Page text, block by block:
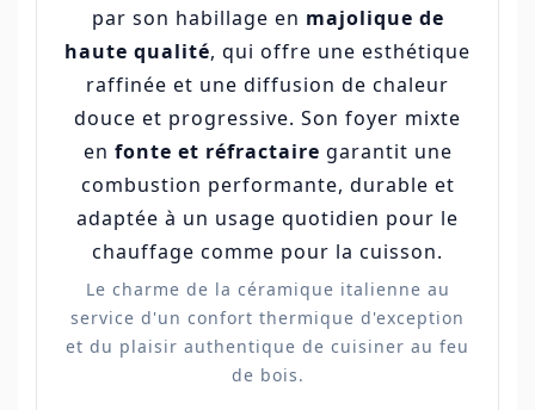
par son habillage en majolique de
haute qualité, qui offre une esthétique
raffinée et une diffusion de chaleur
douce et progressive. Son foyer mixte
en fonte et réfractaire garantit une
combustion performante, durable et
adaptée à un usage quotidien pour le
chauffage comme pour la cuisson.
Le charme de la céramique italienne au
service d'un confort thermique d'exception
et du plaisir authentique de cuisiner au feu
de bois.